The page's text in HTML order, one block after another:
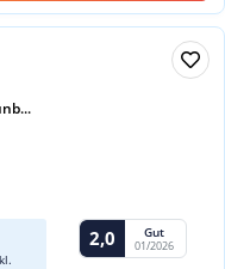
2,0 Gut
01/2026